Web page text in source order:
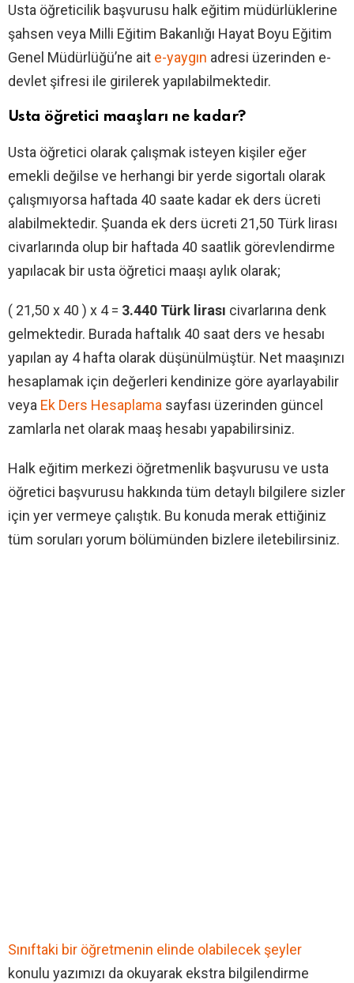
Usta öğreticilik başvurusu halk eğitim müdürlüklerine
şahsen veya Milli Eğitim Bakanlığı Hayat Boyu Eğitim
Genel Müdürlüğü’ne ait e-yaygın adresi üzerinden e-
devlet şifresi ile girilerek yapılabilmektedir.
Usta öğretici maaşları ne kadar?
Usta öğretici olarak çalışmak isteyen kişiler eğer
emekli değilse ve herhangi bir yerde sigortalı olarak
çalışmıyorsa haftada 40 saate kadar ek ders ücreti
alabilmektedir. Şuanda ek ders ücreti 21,50 Türk lirası
civarlarında olup bir haftada 40 saatlik görevlendirme
yapılacak bir usta öğretici maaşı aylık olarak;
( 21,50 x 40 ) x 4 = 3.440 Türk lirası civarlarına denk
gelmektedir. Burada haftalık 40 saat ders ve hesabı
yapılan ay 4 hafta olarak düşünülmüştür. Net maaşınızı
hesaplamak için değerleri kendinize göre ayarlayabilir
veya Ek Ders Hesaplama sayfası üzerinden güncel
zamlarla net olarak maaş hesabı yapabilirsiniz.
Halk eğitim merkezi öğretmenlik başvurusu ve usta
öğretici başvurusu hakkında tüm detaylı bilgilere sizler
için yer vermeye çalıştık. Bu konuda merak ettiğiniz
tüm soruları yorum bölümünden bizlere iletebilirsiniz.
Sınıftaki bir öğretmenin elinde olabilecek şeyler
konulu yazımızı da okuyarak ekstra bilgilendirme